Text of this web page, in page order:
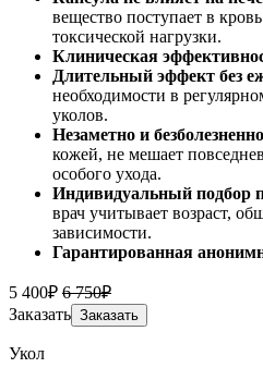
вещество поступает в
токсической нагрузки.
Клиническая
Длительный эффект без
необходимости в
уколов.
Незаметно и безболезненно
кожей, не мешает
особого ухода.
Индивидуальный подбор
врач учитывает возраст,
зависимости.
Гарантированная
5 400₽ 6 750₽
Заказать Заказать
Укол